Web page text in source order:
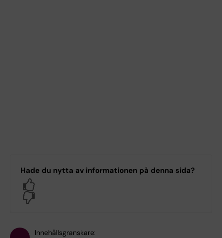
Hade du nytta av informationen på denna sida?
Innehållsgranskare: